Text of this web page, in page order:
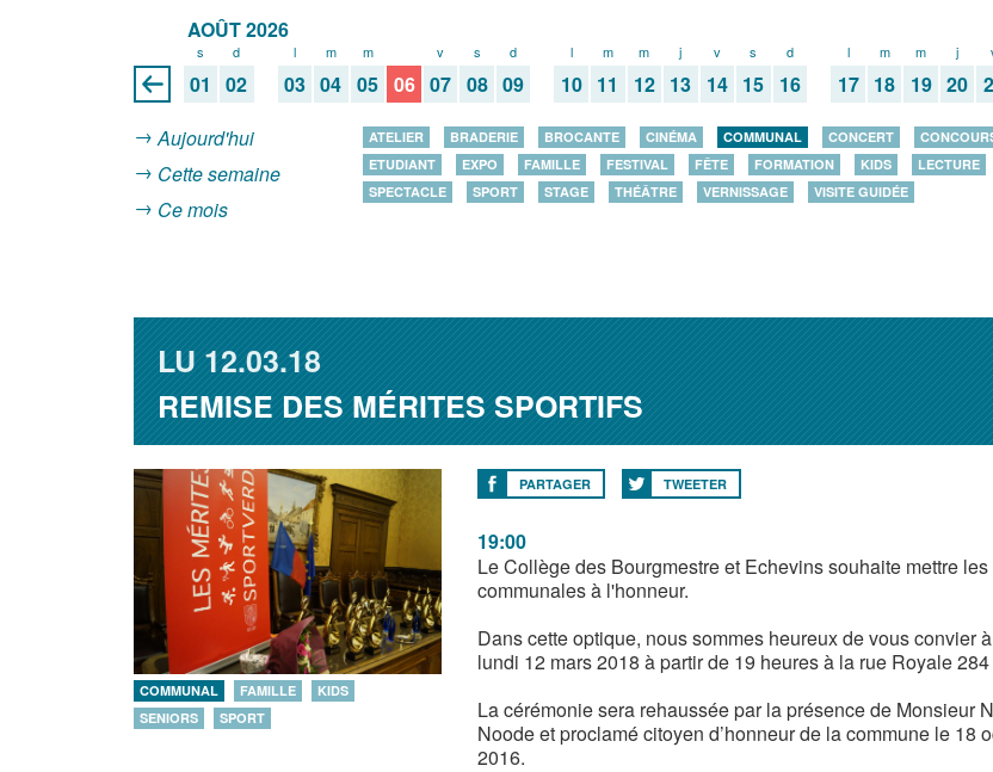
AOÛT 2026
s
01
d
02
l
03
m
04
m
05 06
v
07
s
08
d
09
l
10
m
11
m
12
j
13
v
14
s
15
d
16
l
17
m
18
m
19
j
20
Aujourd'hui
Cette semaine
Ce mois
ATELIER BRADERIE BROCANTE CINÉMA COMMUNAL CONCERT
ETUDIANT
EXPO FAMILLE FESTIVAL FÊTE FORMATION KIDS LECTURE
SPECTACLE
SPORT STAGE THÉÂTRE VERNISSAGE VISITE GUIDÉE
LU12.03.18
REMISE DES MÉRITES SPORTIFS
COMMUNAL FAMILLE
KIDS
SENIORS
SPORT
PARTAGER TWEETER
19:00
Le Collège des Bourgmestre et Echevins souhaite mettre
communales à l'honneur.
Dans cette optique, nous sommes heureux de vous
lundi 12 mars 2018 à partir de 19 heures à la rue Royale
La cérémonie sera rehaussée par la présence de Monsieur
Noode et proclamé citoyen d’honneur de la commune le 18
2016.